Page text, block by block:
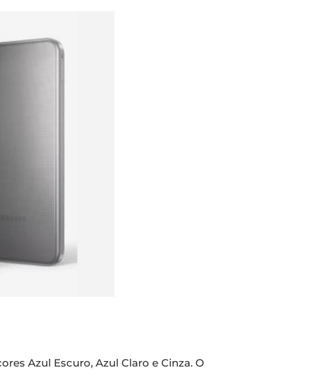
Azul Escuro, Azul Claro e Cinza. O